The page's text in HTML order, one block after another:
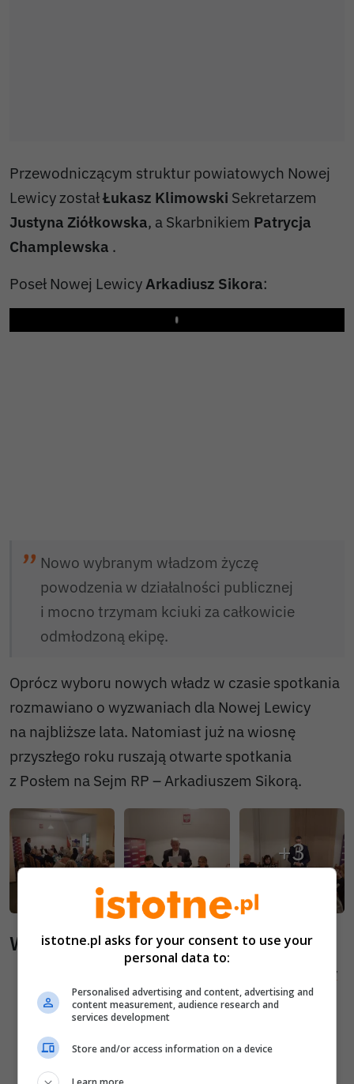
Przewodniczącym struktur powiatowych Nowej
Lewicy zostałŁukasz Klimowski Sekretarzem
Justyna Ziółkowska, a Skarbnikiem Patrycja
Champlewska .
Poseł Nowej Lewicy Arkadiusz Sikora:
Play
Nowo wybranym władzom życzę
powodzenia w działalności publicznej
i mocno trzymam kciuki za całkowicie
odmłodzoną ekipę.
Oprócz wyboru nowych władz w czasie spotkania
rozmawiano o wyzwaniach dla Nowej Lewicy
na najbliższe lata. Natomiast już na wiosnę
przyszłego roku ruszają otwarte spotkania
z Posłem na Sejm RP – Arkadiuszem Sikorą.
Wiadomości pokrewne
Wywiad z Arkadiuszem Sikorą posłem Lewicy
Napięcia w ZC „Bolesławiec” – poseł Lewicy
składa interpelację do ministra
Ministra Pracy: Najtrudniejszy temat w
Bolesławcu to problem pracowniczy w
istotne.pl asks for your consent to use your
personal data to:
Personalised advertising and content, advertising and
content measurement, audience research and
services development
Store and/or access information on a device